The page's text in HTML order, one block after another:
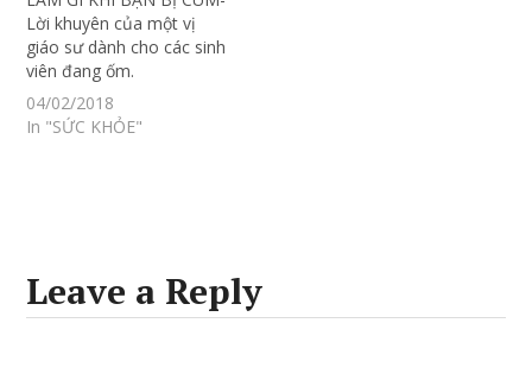
Lời khuyên của một vị
giáo sư dành cho các sinh
viên đang ốm.
04/02/2018
In "SỨC KHỎE"
Leave a Reply